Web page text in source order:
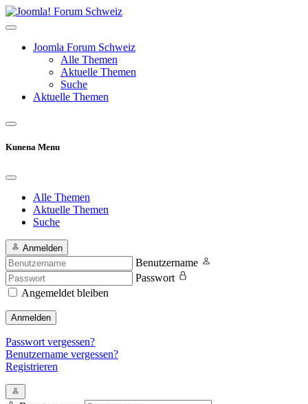
Joomla Forum Schweiz
Alle Themen
Aktuelle Themen
Suche
Aktuelle Themen
Kunena Menu
Alle Themen
Aktuelle Themen
Suche
Anmelden
Benutzername
Passwort
Angemeldet bleiben
Anmelden
Passwort vergessen?
Benutzername vergessen?
Registrieren